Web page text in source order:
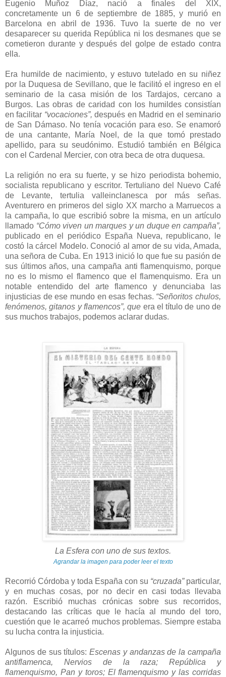
Eugenio Muñoz Díaz, nació a finales del XIX,
concretamente un 6 de septiembre de 1885, y murió en
Barcelona en abril de 1936. Tuvo la suerte de no ver
desaparecer su querida República ni los desmanes que se
cometieron durante y después del golpe de estado contra
ella.
Era humilde de nacimiento, y estuvo tutelado en su niñez
por la Duquesa de Sevillano, que le facilitó el ingreso en el
seminario de la casa misión de los Tardajos, cercano a
Burgos. Las obras de caridad con los humildes consistían
en facilitar “vocaciones”, después en Madrid en el seminario
de San Dámaso. No tenía vocación para eso. Se enamoró
de una cantante, María Noel, de la que tomó prestado
apellido, para su seudónimo. Estudió también en Bélgica
con el Cardenal Mercier, con otra beca de otra duquesa.
La religión no era su fuerte, y se hizo periodista bohemio,
socialista republicano y escritor. Tertuliano del Nuevo Café
de Levante, tertulia valleinclanesca por más señas.
Aventurero en primeros del siglo XX marcho a Marruecos a
la campaña, lo que escribió sobre la misma, en un artículo
llamado “Cómo viven un marques y un duque en campaña”,
publicado en el periódico España Nueva, republicano, le
costó la cárcel Modelo. Conoció al amor de su vida, Amada,
una señora de Cuba. En 1913 inició lo que fue su pasión de
sus últimos años, una campaña anti flamenquismo, porque
no es lo mismo el flamenco que el flamenquismo. Era un
notable entendido del arte flamenco y denunciaba las
injusticias de ese mundo en esas fechas. “Señoritos chulos,
fenómenos, gitanos y flamencos”, que era el título de uno de
sus muchos trabajos, podemos aclarar dudas.
La Esfera con uno de sus textos.
Agrandar la imagen para poder leer el texto
Recorrió Córdoba y toda España con su “cruzada”particular,
y en muchas cosas, por no decir en casi todas llevaba
razón. Escribió muchas crónicas sobre sus recorridos,
destacando las críticas que le hacía al mundo del toro,
cuestión que le acarreó muchos problemas. Siempre estaba
su lucha contra la injusticia.
Algunos de sus títulos:Escenas y andanzas de la campaña
antiflamenca, Nervios de la raza; República y
flamenquismo, Pan y toros; El flamenquismo y las corridas